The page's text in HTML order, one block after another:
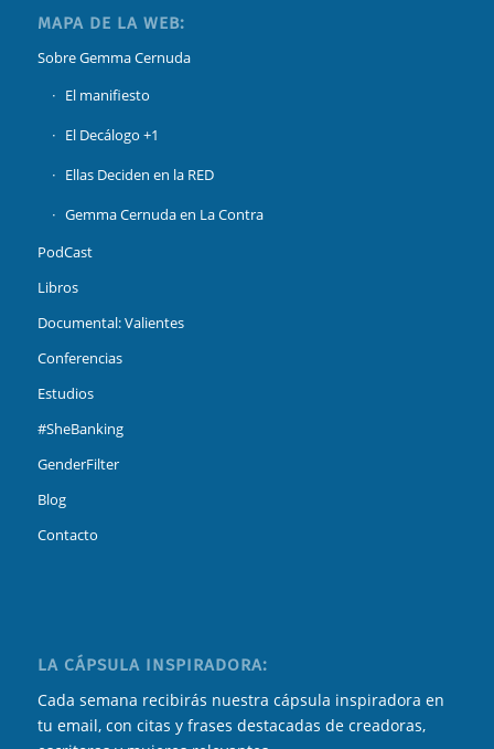
MAPA DE LA WEB:
Sobre Gemma Cernuda
El manifiesto
El Decálogo +1
Ellas Deciden en la RED
Gemma Cernuda en La Contra
PodCast
Libros
Documental: Valientes
Conferencias
Estudios
#SheBanking
GenderFilter
Blog
Contacto
LA CÁPSULA INSPIRADORA:
Cada semana recibirás nuestra cápsula inspiradora en
tu email, con citas y frases destacadas de creadoras,